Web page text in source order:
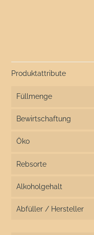
Produktattribute
Füllmenge
Bewirtschaftung
Öko
Rebsorte
Alkoholgehalt
Abfüller / Hersteller